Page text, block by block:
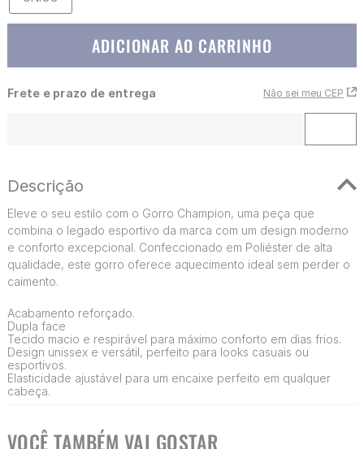
ADICIONAR AO CARRINHO
Frete e prazo de entrega Não sei meu CEP
Descrição
Eleve o seu estilo com o Gorro Champion, uma peça que
combina o legado esportivo da marca com um design moderno
e conforto excepcional. Confeccionado em Poliéster de alta
qualidade, este gorro oferece aquecimento ideal sem perder o
caimento.
Acabamento reforçado.
Dupla face
Tecido macio e respirável para máximo conforto em dias frios.
Design unissex e versátil, perfeito para looks casuais ou
esportivos.
Elasticidade ajustável para um encaixe perfeito em qualquer
cabeça.
VOCÊ TAMBÉM VAI GOSTAR